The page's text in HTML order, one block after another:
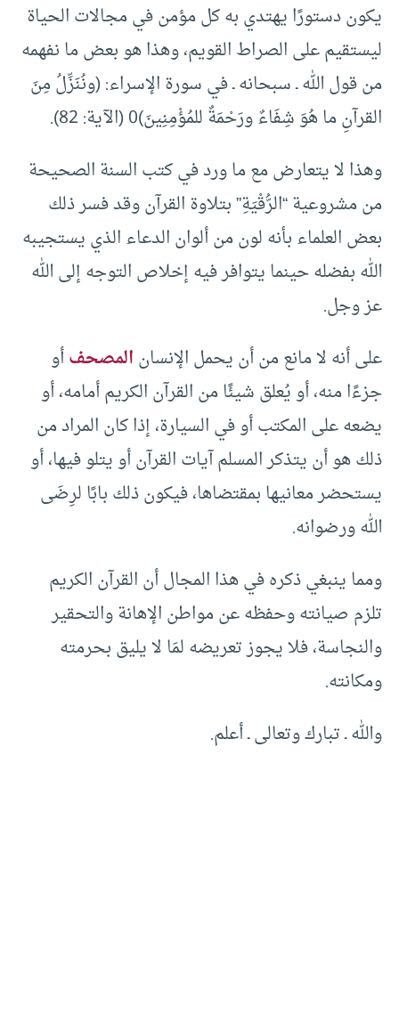
يكون دستورًا يهتدي به كل مؤمن في مجالات الحياة
ليستقيم على الصراط القويم، وهذا هو بعض ما نفهمه
من قول الله ـ سبحانه ـ في سورة الإسراء: (ونُنَزِّلُ مِنَ
القرآنِ ما هُوَ شِفَاءٌ ورَحْمَةٌ للمُؤْمِنِينَ)0 (الآية: 82).
وهذا لا يتعارض مع ما ورد في كتب السنة الصحيحة
من مشروعية “الرُّقْيَةِ” بتلاوة القرآن وقد فسر ذلك
بعض العلماء بأنه لون من ألوان الدعاء الذي يستجيبه
الله بفضله حينما يتوافر فيه إخلاص التوجه إلى الله
عز وجل.
على أنه لا مانع من أن يحمل الإنسانالمصحفأو
جزءًا منه، أو يُعلق شيئًا من القرآن الكريم أمامه، أو
يضعه على المكتب أو في السيارة، إذا كان المراد من
ذلك هو أن يتذكر المسلم آيات القرآن أو يتلو فيها، أو
يستحضر معانيها بمقتضاها، فيكون ذلك بابًا لرِضَى
الله ورضوانه.
ومما ينبغي ذكره في هذا المجال أن القرآن الكريم
تلزم صيانته وحفظه عن مواطن الإهانة والتحقير
والنجاسة، فلا يجوز تعريضه لمَا لا يليق بحرمته
ومكانته.
والله ـ تبارك وتعالى ـ أعلم.